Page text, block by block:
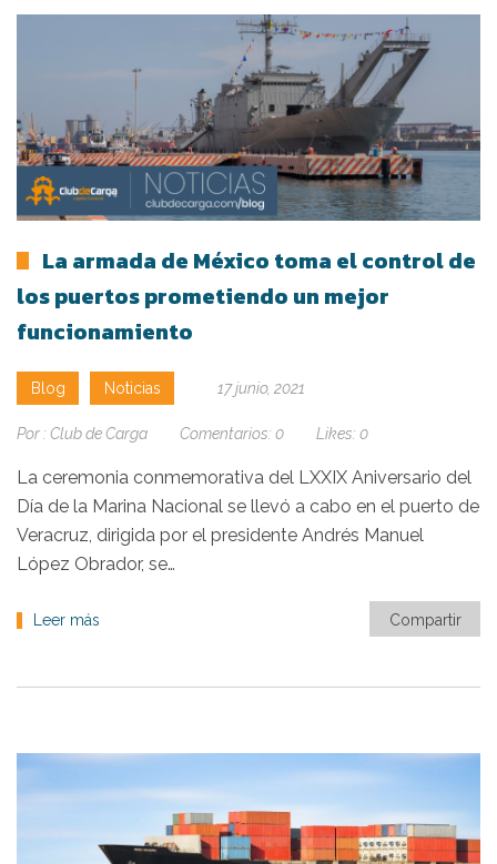
La armada de México toma el control de
los puertos prometiendo un mejor
funcionamiento
Blog Noticias 17 junio, 2021
Por : Club de Carga Comentarios: 0 Likes: 0
La ceremonia conmemorativa del LXXIX Aniversario del
Día de la Marina Nacional se llevó a cabo en el puerto de
Veracruz, dirigida por el presidente Andrés Manuel
López Obrador, se…
Leer más Compartir